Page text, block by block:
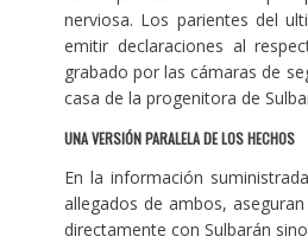
nerviosa. Los parientes del
emitir declaraciones al
grabado por las cámaras de
casa de la progenitora de
UNA VERSIÓN PARALELA DE LOS HECHOS
En la información
allegados de ambos,
directamente con Sulbarán